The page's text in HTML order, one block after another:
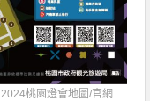
2024桃園燈會地圖/官網